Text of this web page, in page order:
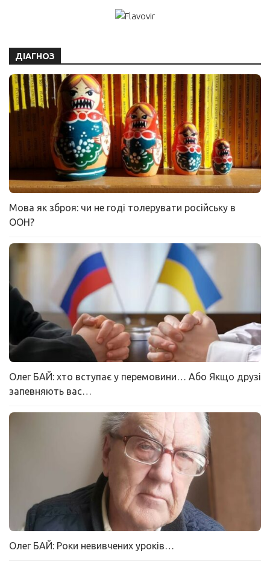
ДІАГНОЗ
Мова як зброя: чи не годі толерувати російську в
ООН?
Олег БАЙ: хто вступає у перемовини… Або Якщо друзі
запевняють вас…
Олег БАЙ: Роки невивчених уроків…